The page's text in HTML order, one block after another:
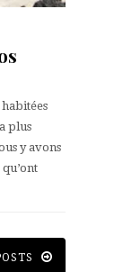
plus
y avons